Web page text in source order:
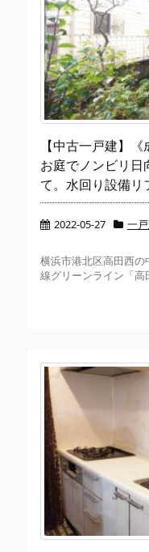
【中古一戸建】
お庭でノンビリ日
て。水回り設備リ
2022-05-27 一
横浜市港北区高田西
線グリーンライン「高